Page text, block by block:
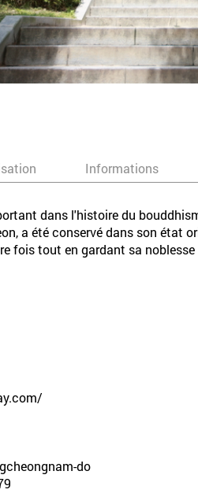
Informations
dans l'histoire du
a été conservé dans son
fois tout en gardant sa
do